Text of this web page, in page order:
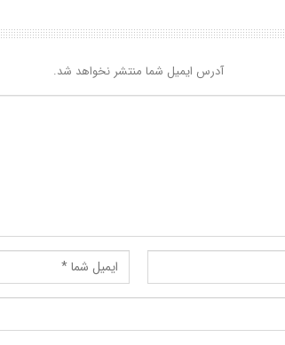
آدرس ایمیل شما منتشر نخواهد شد.